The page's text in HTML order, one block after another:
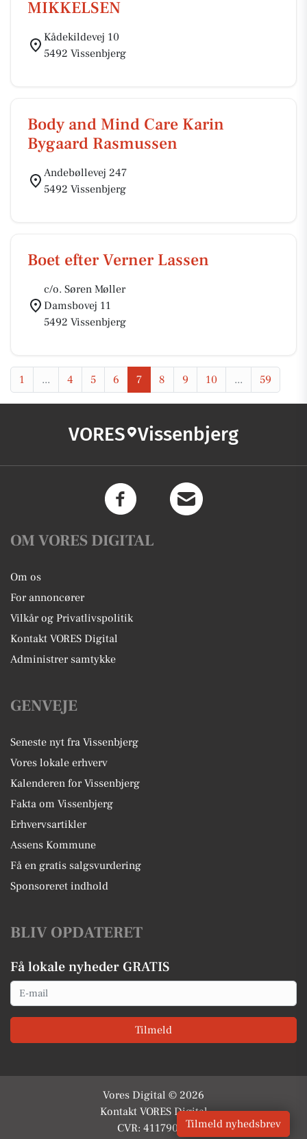
MIKKELSEN
Kådekildevej 10
5492 Vissenbjerg
Body and Mind Care Karin
Bygaard Rasmussen
Andebøllevej 247
5492 Vissenbjerg
Boet efter Verner Lassen
c/o. Søren Møller
Damsbovej 11
5492 Vissenbjerg
1 ... 4 5 6 7 8 9 10 ... 59
VORES Vissenbjerg
OM VORES DIGITAL
Om os
For annoncører
Vilkår og Privatlivspolitik
Kontakt VORES Digital
Administrer samtykke
GENVEJE
Seneste nyt fra Vissenbjerg
Vores lokale erhverv
Kalenderen for Vissenbjerg
Fakta om Vissenbjerg
Erhvervsartikler
Assens Kommune
Få en gratis salgsvurdering
Sponsoreret indhold
BLIV OPDATERET
Få lokale nyheder GRATIS
Email
Tilmeld
Vores Digital © 2026
Kontakt VORES Digital
CVR: 41179082Tilmeld nyhedsbrev